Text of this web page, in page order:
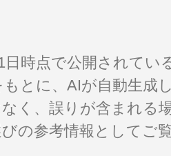
時点で公開されてい
とに、AIが自動生成
く、誤りが含まれる
の参考情報としてご